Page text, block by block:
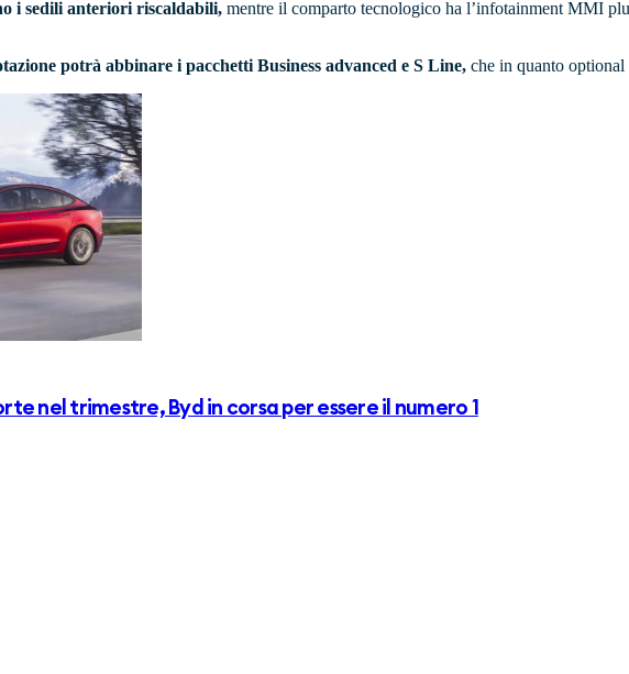
i sedili anteriori riscaldabili, mentre il comparto tecnologico ha l’infotainment MMI
potrà abbinare i pacchetti Business advanced e S Line, che in quanto
nel trimestre, Byd in corsa per essere il numero 1